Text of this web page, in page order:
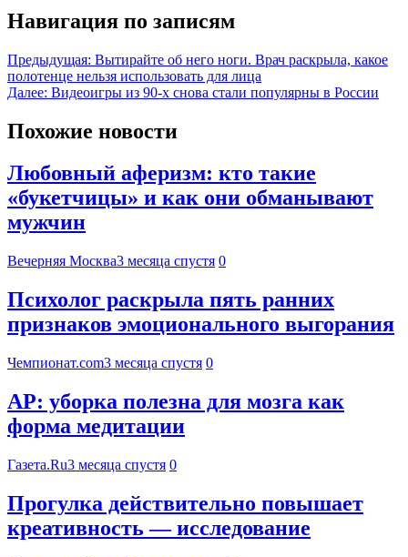
Навигация по записям
Предыдущая: Вытирайте об него ноги. Врач раскрыла, какое
полотенце нельзя использовать для лица
Далее: Видеоигры из 90-х снова стали популярны в России
Похожие новости
Любовный аферизм: кто такие
«букетчицы» и как они обманывают
мужчин
Вечерняя Москва3 месяца спустя 0
Психолог раскрыла пять ранних
признаков эмоционального выгорания
Чемпионат.com3 месяца спустя 0
AP: уборка полезна для мозга как
форма медитации
Газета.Ru3 месяца спустя 0
Прогулка действительно повышает
креативность — исследование